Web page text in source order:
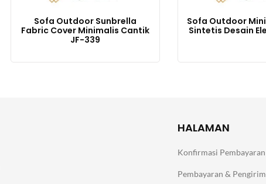
Sofa Outdoor Sunbrella
Fabric Cover Minimalis Cantik
JF-339
Sofa Outdoor
Sintetis Desain
HALAMAN
Konfirmasi Pembayaran
Pembayaran &